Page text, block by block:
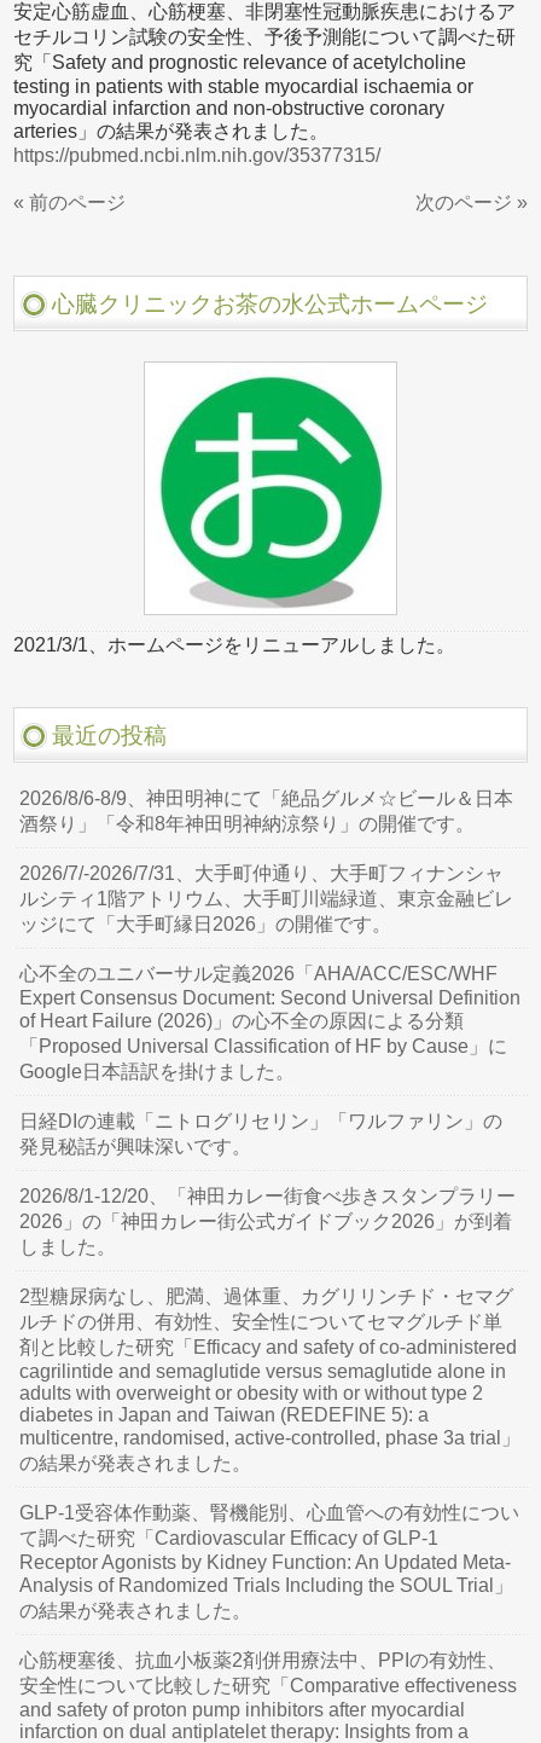
安定心筋虚血、心筋梗塞、非閉塞性冠動脈疾患におけるア
セチルコリン試験の安全性、予後予測能について調べた研
究「Safety and prognostic relevance of acetylcholine
testing in patients with stable myocardial ischaemia or
myocardial infarction and non-obstructive coronary
arteries」の結果が発表されました。
https://pubmed.ncbi.nlm.nih.gov/35377315/
« 前のページ 次のページ »
心臓クリニックお茶の水公式ホームページ
2021/3/1、ホームページをリニューアルしました。
最近の投稿
2026/8/6-8/9、神田明神にて「絶品グルメ☆ビール＆日本
酒祭り」「令和8年神田明神納涼祭り」の開催です。
2026/7/-2026/7/31、大手町仲通り、大手町フィナンシャ
ルシティ1階アトリウム、大手町川端緑道、東京金融ビレ
ッジにて「大手町縁日2026」の開催です。
心不全のユニバーサル定義2026「AHA/ACC/ESC/WHF
Expert Consensus Document: Second Universal Definition
of Heart Failure (2026)」の心不全の原因による分類
「Proposed Universal Classification of HF by Cause」に
Google日本語訳を掛けました。
日経DIの連載「ニトログリセリン」「ワルファリン」の
発見秘話が興味深いです。
2026/8/1-12/20、「神田カレー街食べ歩きスタンプラリー
2026」の「神田カレー街公式ガイドブック2026」が到着
しました。
2型糖尿病なし、肥満、過体重、カグリリンチド・セマグ
ルチドの併用、有効性、安全性についてセマグルチド単
剤と比較した研究「Efficacy and safety of co-administered
cagrilintide and semaglutide versus semaglutide alone in
adults with overweight or obesity with or without type 2
diabetes in Japan and Taiwan (REDEFINE 5): a
multicentre, randomised, active-controlled, phase 3a trial」
の結果が発表されました。
GLP-1受容体作動薬、腎機能別、心血管への有効性につい
て調べた研究「Cardiovascular Efficacy of GLP-1
Receptor Agonists by Kidney Function: An Updated Meta-
Analysis of Randomized Trials Including the SOUL Trial」
の結果が発表されました。
心筋梗塞後、抗血小板薬2剤併用療法中、PPIの有効性、
安全性について比較した研究「Comparative effectiveness
and safety of proton pump inhibitors after myocardial
infarction on dual antiplatelet therapy: Insights from a